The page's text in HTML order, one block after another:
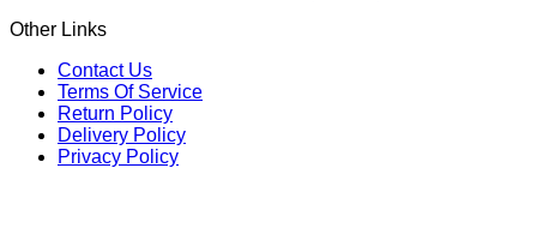
Other Links
Contact Us
Terms Of Service
Return Policy
Delivery Policy
Privacy Policy